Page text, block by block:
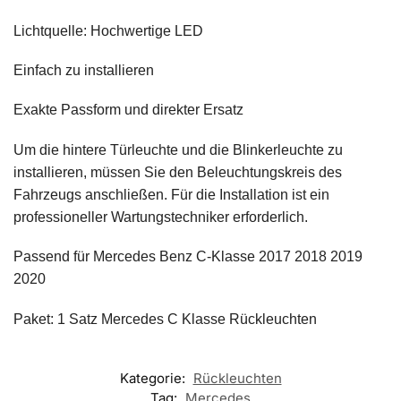
Lichtquelle: Hochwertige LED
Einfach zu installieren
Exakte Passform und direkter Ersatz
Um die hintere Türleuchte und die Blinkerleuchte zu
installieren, müssen Sie den Beleuchtungskreis des
Fahrzeugs anschließen. Für die Installation ist ein
professioneller Wartungstechniker erforderlich.
Passend für Mercedes Benz C-Klasse 2017 2018 2019
2020
Paket: 1 Satz Mercedes C Klasse Rückleuchten
Kategorie: Rückleuchten